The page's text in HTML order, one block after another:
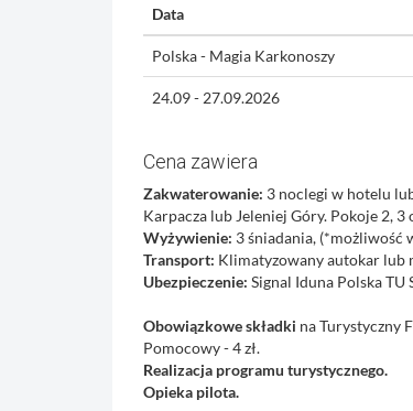
Data
Polska - Magia Karkonoszy
24.09 - 27.09.2026
Cena zawiera
Zakwaterowanie: 3 noclegi w hotelu
Karpacza lub Jeleniej Góry. Pokoje 2, 3
Wyżywienie: 3 śniadania, (*możliwość
Transport: Klimatyzowany autokar lub
Ubezpieczenie: Signal Iduna Polska TU
Obowiązkowe składki na Turystyczny
Pomocowy - 4 zł.
Realizacja programu turystycznego.
Opieka pilota.